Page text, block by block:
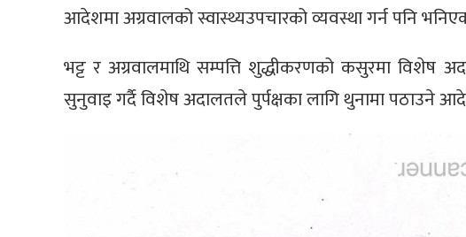
आदेशमा अग्रवालको स्वास्थ्यउपचारको व्यवस्था गर्न पनि
भट्ट र अग्रवालमाथि सम्पत्ति शुद्धीकरणको कसुरमा विशेष
सुनुवाइ गर्दै विशेष अदालतले पुर्पक्षका लागि थुनामा पठाउने